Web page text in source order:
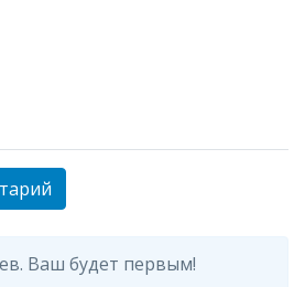
Ваш будет первым!